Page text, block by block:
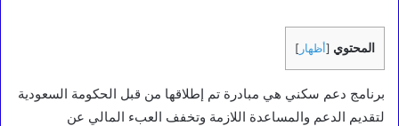
المحتوي [أظهار ]
برنامج دعم سكني هي مبادرة تم إطلاقها من قبل الحكومة السعودية
لتقديم الدعم والمساعدة اللازمة وتخفف العبء المالي عن